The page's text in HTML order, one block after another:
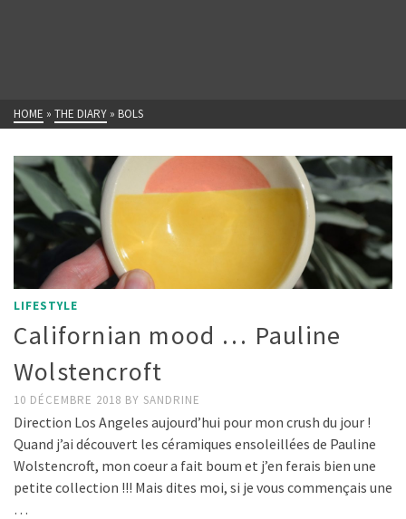
HOME » THE DIARY » BOLS
LIFESTYLE
Californian mood … Pauline
Wolstencroft
10 DÉCEMBRE 2018 BY SANDRINE
Direction Los Angeles aujourd’hui pour mon crush du jour !
Quand j’ai découvert les céramiques ensoleillées de Pauline
Wolstencroft, mon coeur a fait boum et j’en ferais bien une
petite collection !!! Mais dites moi, si je vous commençais une
…